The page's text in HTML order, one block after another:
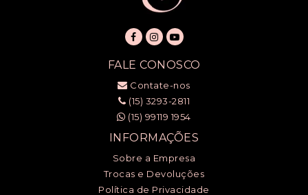
FALE CONOSCO
Contate-nos
(15) 3293-2811
(15) 99119 1954
INFORMAÇÕES
Sobre a Empresa
Trocas e Devoluções
Política de Privacidade